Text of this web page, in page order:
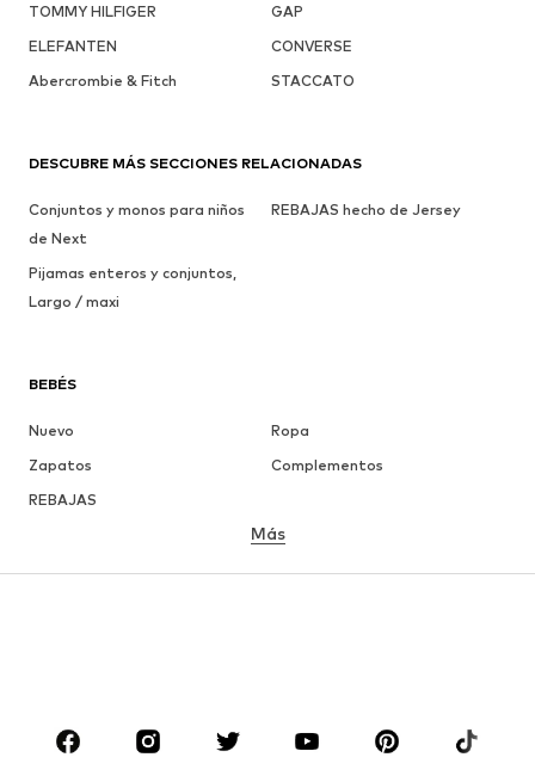
TOMMY HILFIGER
GAP
ELEFANTEN
CONVERSE
Abercrombie & Fitch
STACCATO
BEBÉS
Nuevo
Ropa
Zapatos
Complementos
REBAJAS
MARCAS
Más
DESCUBRE MÁS SECCIONES RELACIONADAS
Conjuntos y monos para niños
de Next
REBAJAS hecho de Jersey
Pijamas enteros y conjuntos,
Largo / maxi